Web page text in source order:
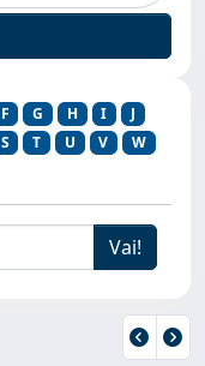
F G H I
J
S T U V
W